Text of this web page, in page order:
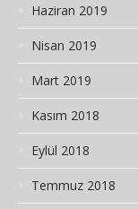
Haziran 2019
Nisan 2019
Mart 2019
Kasım 2018
Eylül 2018
Temmuz 2018